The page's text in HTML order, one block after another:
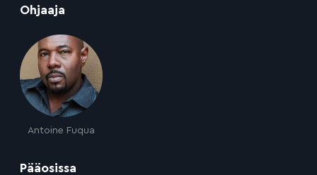
Ohjaaja
Antoine Fuqua
Pääosissa